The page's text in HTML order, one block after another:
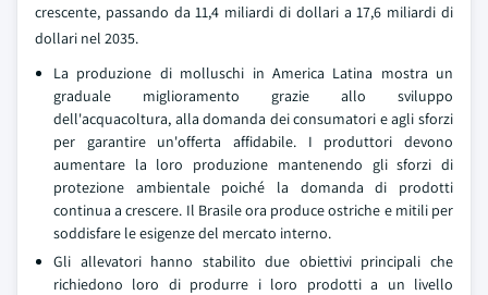
crescente, passando da 11,4 miliardi di dollari a 17,6 miliardi di
dollari nel 2035.
La produzione di molluschi in America Latina mostra un
graduale miglioramento grazie allo sviluppo
dell'acquacoltura, alla domanda dei consumatori e agli sforzi
per garantire un'offerta affidabile. I produttori devono
aumentare la loro produzione mantenendo gli sforzi di
protezione ambientale poiché la domanda di prodotti
continua a crescere. Il Brasile ora produce ostriche e mitili per
soddisfare le esigenze del mercato interno.
Gli allevatori hanno stabilito due obiettivi principali che
richiedono loro di produrre i loro prodotti a un livello